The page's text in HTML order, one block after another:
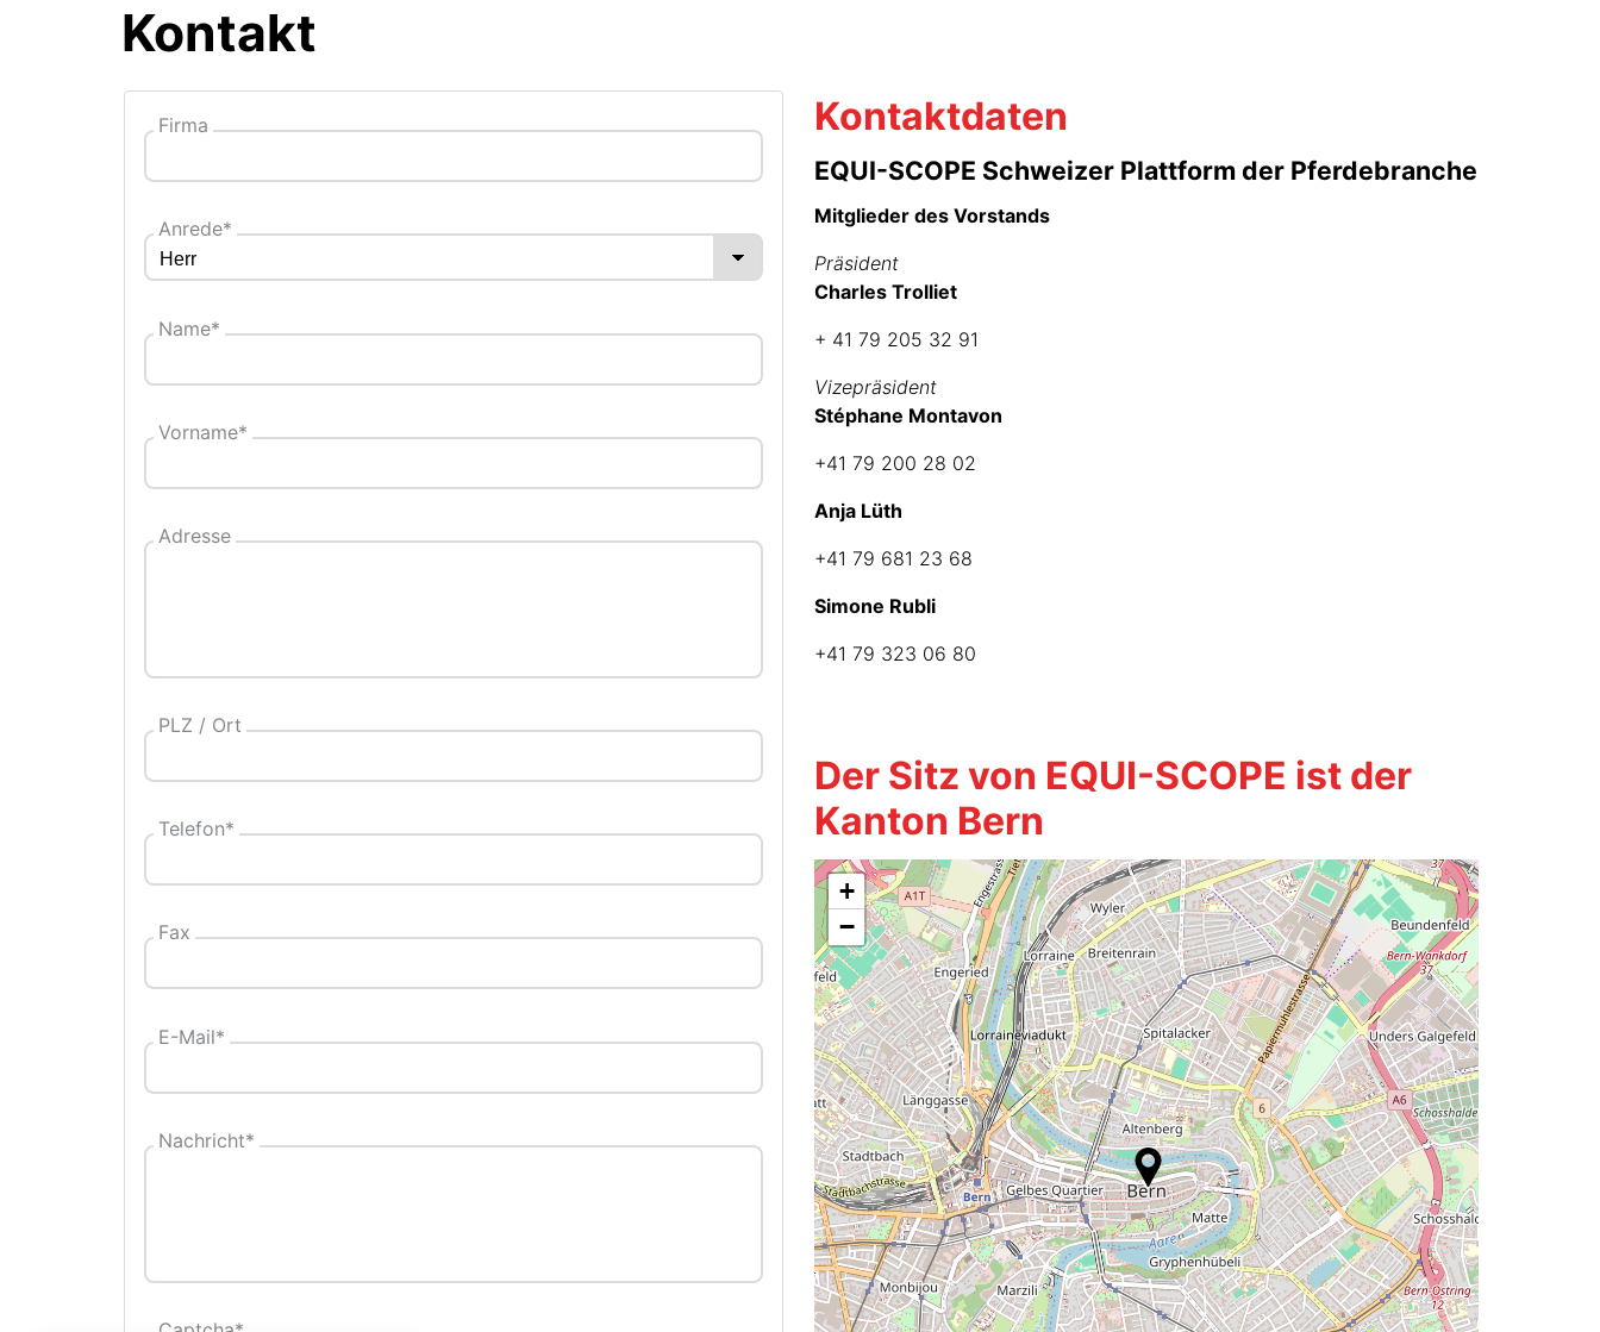
Kontakt
Firma
Anrede*
Name*
Vorname*
Adresse
PLZ / Ort
Telefon*
Fax
E-Mail*
Nachricht*
Kontaktdaten
EQUI-SCOPE Schweizer Plattform der Pferdebranche
Mitglieder des Vorstands
Präsident
Charles Trolliet
+ 41 79 205 32 91
Vizepräsident
Stéphane Montavon
+41 79 200 28 02
Anja Lüth
+41 79 681 23 68
Simone Rubli
+41 79 323 06 80
Der Sitz von EQUI-SCOPE ist der
Kanton Bern
+
−